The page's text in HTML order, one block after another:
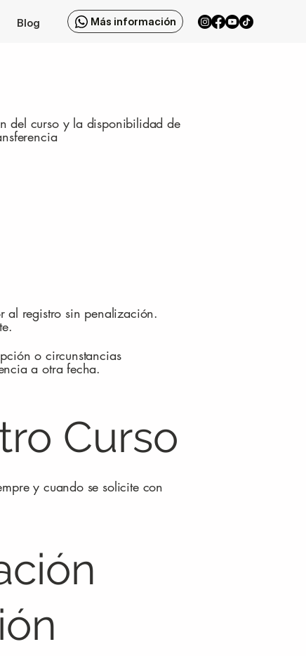
Blog Más información
del curso y la disponibilidad de
al registro sin penalización.
o circunstancias
a otra fecha.
Curso
y cuando se solicite con